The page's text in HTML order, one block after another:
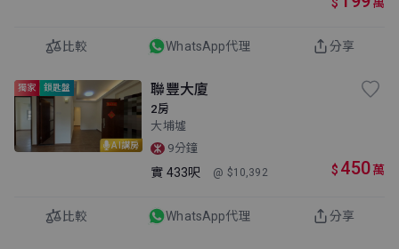
比較 WhatsApp代理 分享
AI講房
獨家 鎖匙盤 聯豐大廈
2房
大埔墟
9分鐘
實 433呎 @ $10,392 $ 450萬
比較 WhatsApp代理 分享